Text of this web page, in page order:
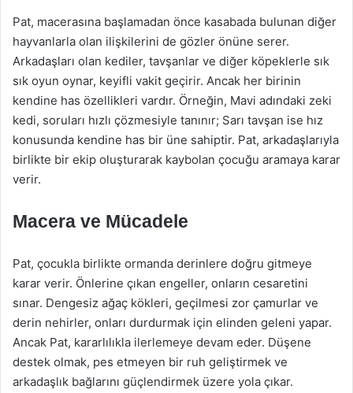
Pat, macerasına başlamadan önce kasabada bulunan diğer
hayvanlarla olan ilişkilerini de gözler önüne serer.
Arkadaşları olan kediler, tavşanlar ve diğer köpeklerle sık
sık oyun oynar, keyifli vakit geçirir. Ancak her birinin
kendine has özellikleri vardır. Örneğin, Mavi adındaki zeki
kedi, soruları hızlı çözmesiyle tanınır; Sarı tavşan ise hız
konusunda kendine has bir üne sahiptir. Pat, arkadaşlarıyla
birlikte bir ekip oluşturarak kaybolan çocuğu aramaya karar
verir.
Macera ve Mücadele
Pat, çocukla birlikte ormanda derinlere doğru gitmeye
karar verir. Önlerine çıkan engeller, onların cesaretini
sınar. Dengesiz ağaç kökleri, geçilmesi zor çamurlar ve
derin nehirler, onları durdurmak için elinden geleni yapar.
Ancak Pat, kararlılıkla ilerlemeye devam eder. Düşene
destek olmak, pes etmeyen bir ruh geliştirmek ve
arkadaşlık bağlarını güçlendirmek üzere yola çıkar.